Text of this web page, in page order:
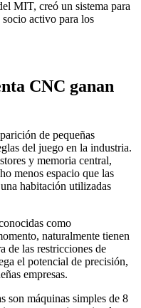
MIT, creó un sistema para
activo para los
CNC ganan
de pequeñas
del juego en la industria.
y memoria central,
menos espacio que las
habitación utilizadas
como
naturalmente tienen
de las restricciones de
el potencial de precisión,
empresas.
son máquinas simples de 8